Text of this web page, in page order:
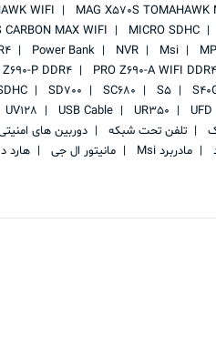
MAG X570S TOMAHAWK
WIFI
MICRO SDHC
CARBON MAX WIFI
Msi
NVR
Power Bank
PRO Z690-A WIFI DDR4
Z690-P DDR4
S5
SC680
SD700
UFD
UR350
USB Cable
UV128
تلفن تحت شبکه دوربین های
مادربرد Msi مانیتور ال جی هارد